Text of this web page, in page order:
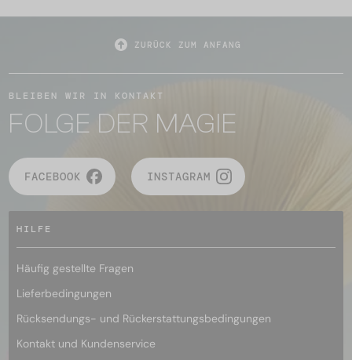
ZURÜCK ZUM ANFANG
BLEIBEN WIR IN KONTAKT
FOLGE DER MAGIE
FACEBOOK INSTAGRAM
HILFE
Häufig gestellte Fragen
Lieferbedingungen
Rücksendungs- und Rückerstattungsbedingungen
Kontakt und Kundenservice